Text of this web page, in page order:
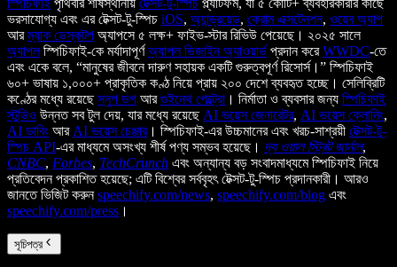
স্পিচিফাই পৃথিবীর শীর্ষস্থানীয় টেক্সট-টু-স্পিচ প্ল্যাটফর্ম, যা ৫ কোটি+ ব্যবহারকারীর কাছে
ভরসাযোগ্য এবং এর টেক্সট-টু-স্পিচ iOS, অ্যান্ড্রয়েড, ক্রোম এক্সটেনশন, ওয়েব অ্যাপ
আরম্যাক ডেস্কটপ অ্যাপসে ৫ লক্ষ+ ফাইভ-স্টার রিভিউ পেয়েছে। ২০২৫ সালে
অ্যাপলস্পিচিফাই-কে মর্যাদাপূর্ণঅ্যাপল ডিজাইন অ্যাওয়ার্ড প্রদান করেWWDC-তে
এবং একে বলে, “মানুষের জীবনে দারুণ সহায়ক একটি গুরুত্বপূর্ণ রিসোর্স।” স্পিচিফাই
৬০+ ভাষায় ১,০০০+ প্রাকৃতিক কণ্ঠ নিয়ে প্রায় ২০০ দেশে ব্যবহৃত হচ্ছে। সেলিব্রিটি
কণ্ঠের মধ্যে রয়েছেস্নুপ ডগ আরগুইনেথ পেল্ট্রো । নির্মাতা ও ব্যবসার জন্য স্পিচিফাই
স্টুডিও উন্নত সব টুল দেয়, যার মধ্যে রয়েছে AI ভয়েস জেনারেটর, AI ভয়েস ক্লোনিং,
AI ডাবিং আর AI ভয়েস চেঞ্জার। স্পিচিফাই-এর উচ্চমানের এবং খরচ-সাশ্রয়ী টেক্সট-টু-
স্পিচ API-এর মাধ্যমে অসংখ্য শীর্ষ পণ্য সম্ভব হয়েছে। দ্য ওয়াল স্ট্রিট জার্নাল,
CNBC, Forbes, TechCrunch এবং অন্যান্য বড় সংবাদমাধ্যমে স্পিচিফাই নিয়ে
প্রতিবেদন প্রকাশিত হয়েছে; এটি বিশ্বের সর্ববৃহৎ টেক্সট-টু-স্পিচ প্রদানকারী। আরও
জানতে ভিজিট করুনspeechify.com/news, speechify.com/blog এবং
speechify.com/press ।
সূচিপত্র